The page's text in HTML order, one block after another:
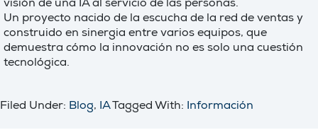
visión de una IA al servicio de las personas.
Un proyecto nacido de la escucha de la red de ventas y
construido en sinergia entre varios equipos, que
demuestra cómo la innovación no es solo una cuestión
tecnológica.
Filed Under: Blog, IA Tagged With: Información